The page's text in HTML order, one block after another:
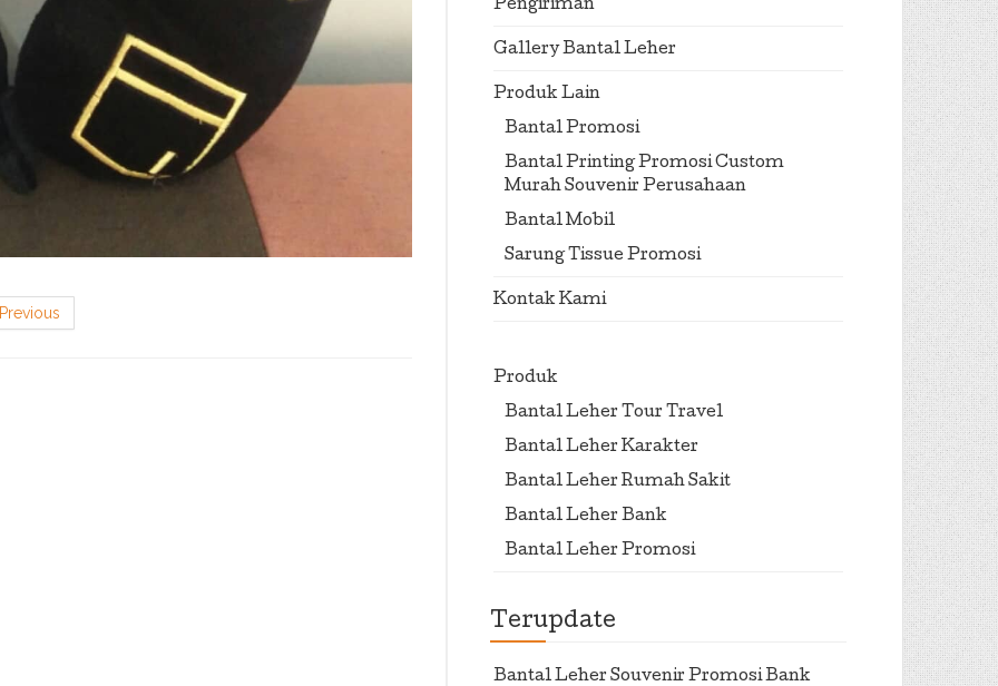
Pengiriman
Gallery Bantal Leher
Produk Lain
Bantal Promosi
Bantal Printing Promosi Custom
Murah Souvenir Perusahaan
Bantal Mobil
Sarung Tissue Promosi
Kontak Kami
Produk
Bantal Leher Tour Travel
Bantal Leher Karakter
Bantal Leher Rumah Sakit
Bantal Leher Bank
Bantal Leher Promosi
Terupdate
Bantal Leher Souvenir Promosi Bank